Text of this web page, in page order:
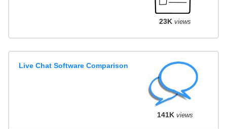
23K views
Live Chat Software Comparison
141K views